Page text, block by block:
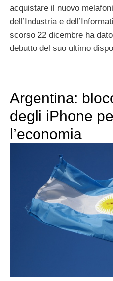
acquistare il nuovo
dell’Industria e
scorso 22 dicembre ha
debutto del suo ultimo
Argentina:
degli iPhone
l’economia